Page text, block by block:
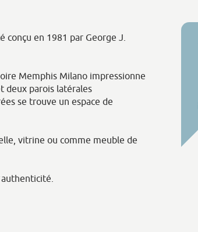
en 1981 par George J.
Memphis Milano impressionne
deux parois latérales
se trouve un espace de
vitrine ou comme meuble de